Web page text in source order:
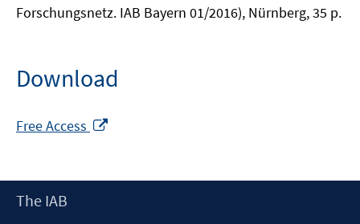
Forschungsnetz. IAB Bayern 01/2016), Nürnberg, 35 p.
Download
Free Access
new
Footer
The IAB